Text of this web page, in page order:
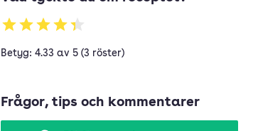
Betyg: 4.33 av 5 (3 röster)
Frågor, tips och kommentarer